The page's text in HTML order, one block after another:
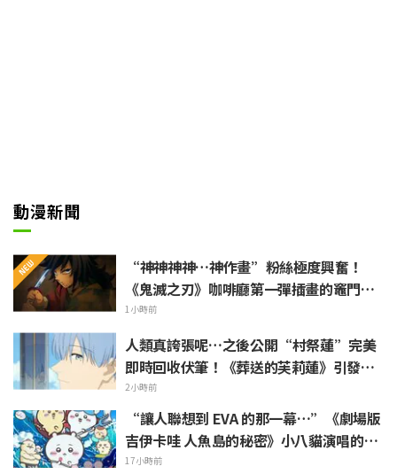
動漫新聞
“神神神神…神作畫”粉絲極度興奮！
《鬼滅之刃》咖啡廳第一彈插畫的竈門炭
治郎與冨岡義勇 湧現「水之師兄弟太帥
了」的聲浪
1小時前
人類真誇張呢…之後公開“村祭蓮”完美
即時回收伏筆！《葬送的芙莉蓮》引發
「是傲嬌蓮（Tsun-de-ren）呢」的反響
2小時前
“讓人聯想到 EVA 的那一幕…”《劇場版
吉伊卡哇 人魚島的秘密》小八貓演唱的不
祥 PV 引發話題
17小時前